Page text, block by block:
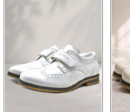
%41İndirim
Ücretsiz
Kargo